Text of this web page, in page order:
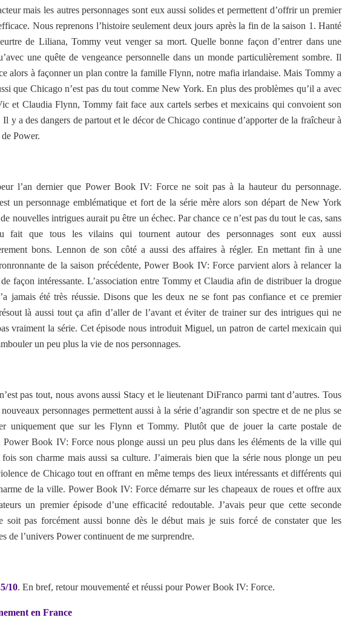
mais les autres personnages sont eux aussi solides et permettent d’offrir un premier
Nous reprenons l’histoire seulement deux jours après la fin de la saison 1. Hanté
de Liliana, Tommy veut venger sa mort. Quelle bonne façon d’entrer dans une
une quête de vengeance personnelle dans un monde particulièrement sombre. Il
alors à façonner un plan contre la famille Flynn, notre mafia irlandaise. Mais Tommy a
que Chicago n’est pas du tout comme New York. En plus des problèmes qu’il a avec
et Claudia Flynn, Tommy fait face aux cartels serbes et mexicains qui convoient son
y a des dangers de partout et le décor de Chicago continue d’apporter de la fraîcheur à
Power.
l’an dernier que Power Book IV: Force ne soit pas à la hauteur du personnage.
un personnage emblématique et fort de la série mère alors son départ de New York
nouvelles intrigues aurait pu être un échec. Par chance ce n’est pas du tout le cas, sans
fait que tous les vilains qui tournent autour des personnages sont eux aussi
bons. Lennon de son côté a aussi des affaires à régler. En mettant fin à une
de la saison précédente, Power Book IV: Force parvient alors à relancer la
façon intéressante. L’association entre Tommy et Claudia afin de distribuer la drogue
jamais été très réussie. Disons que les deux ne se font pas confiance et ce premier
là aussi tout ça afin d’aller de l’avant et éviter de trainer sur des intrigues qui ne
vraiment la série. Cet épisode nous introduit Miguel, un patron de cartel mexicain qui
un peu plus la vie de nos personnages.
pas tout, nous avons aussi Stacy et le lieutenant DiFranco parmi tant d’autres. Tous
personnages permettent aussi à la série d’agrandir son spectre et de ne plus se
uniquement que sur les Flynn et Tommy. Plutôt que de jouer la carte postale de
Power Book IV: Force nous plonge aussi un peu plus dans les éléments de la ville qui
son charme mais aussi sa culture. J’aimerais bien que la série nous plonge un peu
de Chicago tout en offrant en même temps des lieux intéressants et différents qui
de la ville. Power Book IV: Force démarre sur les chapeaux de roues et offre aux
un premier épisode d’une efficacité redoutable. J’avais peur que cette seconde
soit pas forcément aussi bonne dès le début mais je suis forcé de constater que les
de l’univers Power continuent de me surprendre.
10. En bref, retour mouvementé et réussi pour Power Book IV: Force.
en France